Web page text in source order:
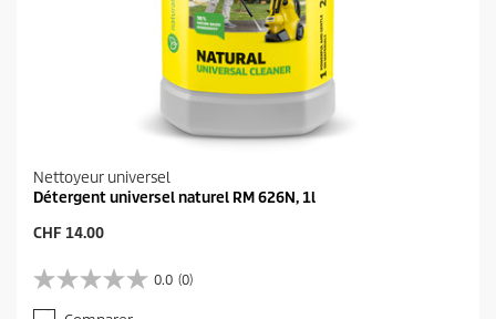
Nettoyeur universel
Détergent universel naturel RM 626N, 1l
P
i
x
a
CHF 14.00
0.0 (0)
0
.